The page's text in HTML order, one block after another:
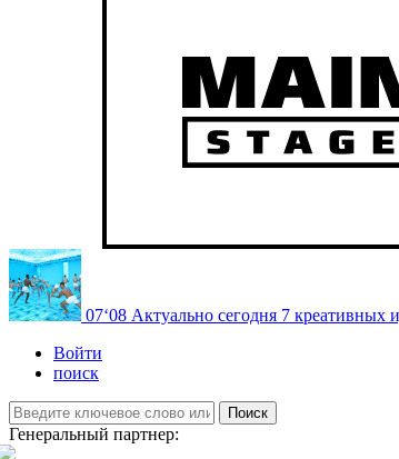
07‘08 Актуально сегодня 7 креативных
Войти
поиск
Поиск
Генеральный партнер: